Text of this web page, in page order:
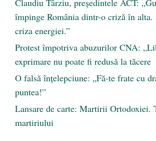
Claudiu Târziu, președintele ACT:
împinge România dintr-o criză în
criza energiei.”
Protest împotriva abuzurilor CNA:
exprimare nu poate fi redusă la tăcere
O falsă înțelepciune: „Fă-te frate cu
puntea!”
Lansare de carte: Martirii Ortodoxiei.
martiriului